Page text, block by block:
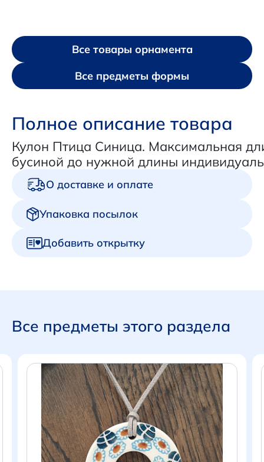
Все товары орнамента
Все предметы формы
Полное описание товара
Кулон Птица Синица. Максимальная
бусиной до нужной длины
О доставке и оплате
Упаковка посылок
Добавить открытку
Все предметы этого раздела